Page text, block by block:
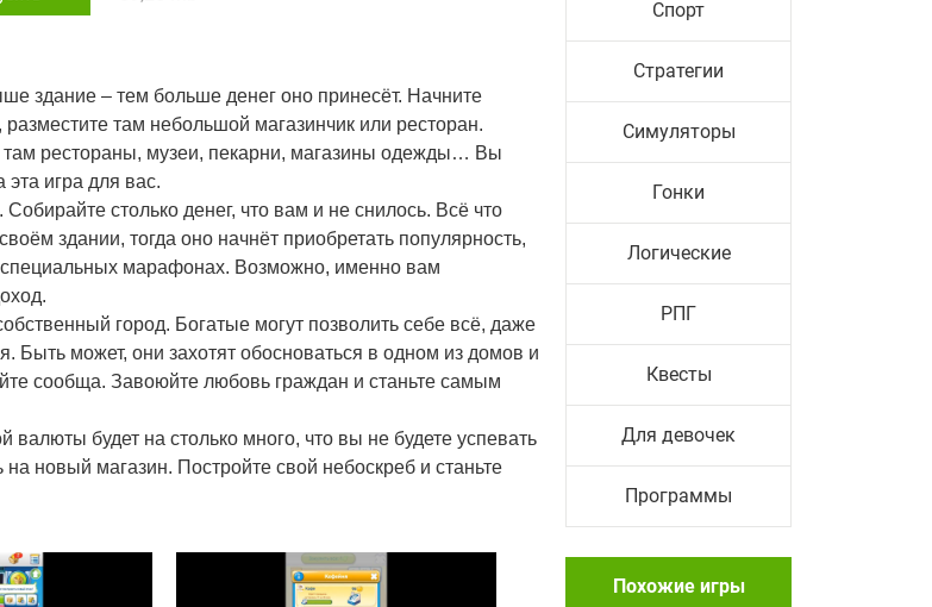
здание – тем больше денег оно принесёт. Начните
там небольшой магазинчик или ресторан.
рестораны, музеи, пекарни, магазины одежды… Вы
игра для вас.
столько денег, что вам и не снилось. Всё что
здании, тогда оно начнёт приобретать популярность,
специальных марафонах. Возможно, именно вам
город. Богатые могут позволить себе всё, даже
Быть может, они захотят обосноваться в одном из домов и
сообща. Завоюйте любовь граждан и станьте самым
будет на столько много, что вы не будете успевать
новый магазин. Постройте свой небоскреб и станьте
Спорт
Стратегии
Симуляторы
Гонки
Логические
РПГ
Квесты
Для девочек
Программы
Похожие игры